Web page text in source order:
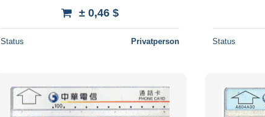
± 0,46 $
Status Privatperson Status